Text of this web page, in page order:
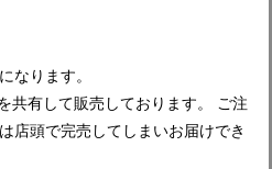
なります。
共有して販売しております。 ご注
店頭で完売してしまいお届けでき